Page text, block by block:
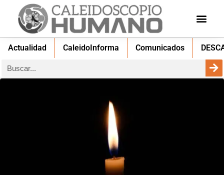
Actualidad CaleidoInforma Comunicados